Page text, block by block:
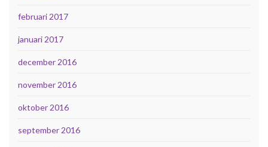
februari 2017
januari 2017
december 2016
november 2016
oktober 2016
september 2016